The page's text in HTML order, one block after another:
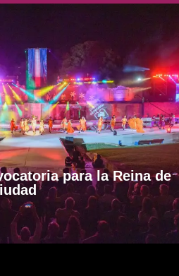
para la Reina de